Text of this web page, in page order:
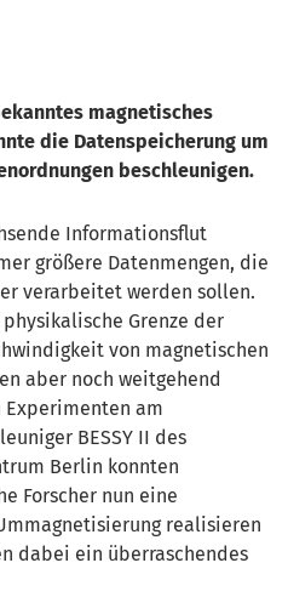
magnetisches
die Datenspeicherung um
beschleunigen.
Informationsflut
größere Datenmengen, die
verarbeitet werden sollen.
Grenze der
von magnetischen
aber noch weitgehend
Experimenten am
BESSY II des
Berlin konnten
Forscher nun eine
realisieren
dabei ein überraschendes